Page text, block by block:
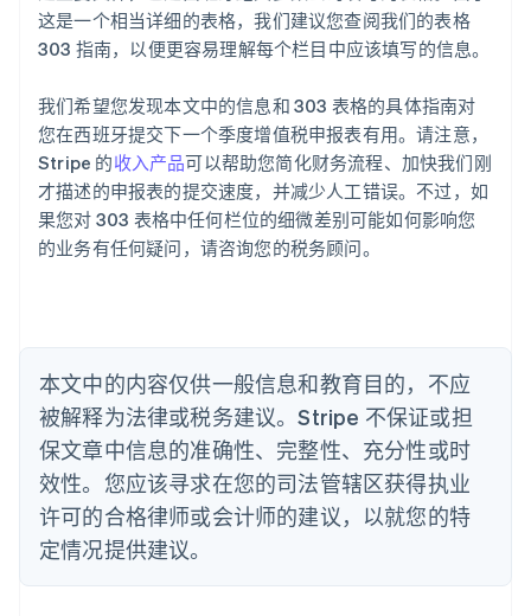
这是一个相当详细的表格，我们建议您查阅我们的表格
303 指南，以便更容易理解每个栏目中应该填写的信息。
我们希望您发现本文中的信息和 303 表格的具体指南对
您在西班牙提交下一个季度增值税申报表有用。请注意，
Stripe 的收入产品可以帮助您简化财务流程、加快我们刚
才描述的申报表的提交速度，并减少人工错误。不过，如
果您对 303 表格中任何栏位的细微差别可能如何影响您
的业务有任何疑问，请咨询您的税务顾问。
本文中的内容仅供一般信息和教育目的，不应
被解释为法律或税务建议。Stripe 不保证或担
保文章中信息的准确性、完整性、充分性或时
效性。您应该寻求在您的司法管辖区获得执业
许可的合格律师或会计师的建议，以就您的特
定情况提供建议。
English
爱尔兰
English
English
奥地利
DeutschEnglish
澳大利亚
English
巴西
PortuguêsEnglish
保加利亚
English
丹麦
English
德国
DeutschEnglish
法国
FrançaisEnglish
芬兰